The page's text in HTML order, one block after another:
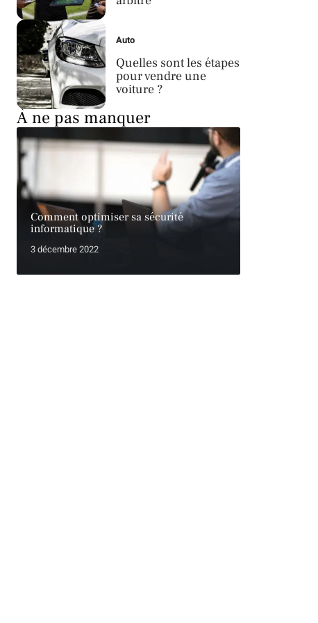
Auto
Quelles sont les étapes
pour vendre une
voiture ?
À ne pas manquer
Comment optimiser sa sécurité
informatique ?
3 décembre 2022